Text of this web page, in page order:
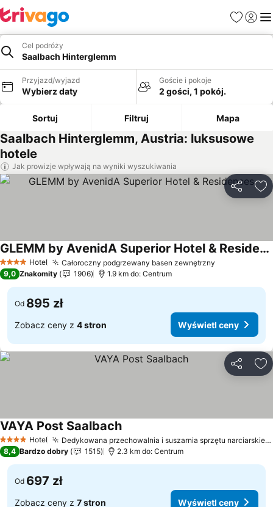
Ulubione
Cel podróży
Saalbach Hinterglemm
Przyjazd/wyjazd
Wybierz daty
Goście i pokoje
2 gości, 1 pokój.
Sortuj Filtruj Mapa
Saalbach Hinterglemm, Austria: luksusowe
hotele
Jak prowizje wpływają na wyniki wyszukiwania
4 KategoriaHotel Całoroczny podgrzewany basen zewnętrzny
GLEMM by AvenidA Superior Hotel & Residences
Wyświetl ceny
9,0 Znakomity 1906 1.9 km do: Centrum
Od 895 zł
Zobacz ceny z 4 stron Wyświetl ceny
4 KategoriaHotel Dedykowana przechowalnia i suszarnia sprzętu narciarskiego
VAYA Post SaalbachWyświetl ceny
8,4 Bardzo dobry 1515 2.3 km do: Centrum
Od 697 zł
Zobacz ceny z 7 stron Wyświetl ceny